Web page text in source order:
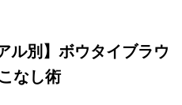
ル別】ボウタイブラウ
なし術